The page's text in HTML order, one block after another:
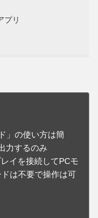
プリ
」の使い方は簡
力するのみ
イを接続してPCモ
は不要で操作は可